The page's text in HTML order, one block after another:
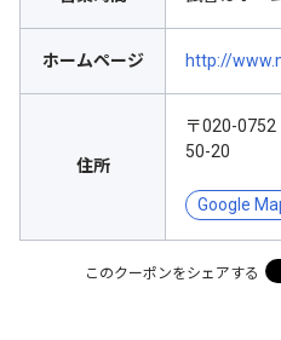
ホームページ http://
住所
〒020-
50-20
Google
このクーポンをシェアする